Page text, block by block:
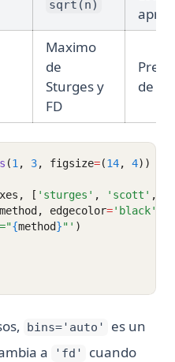
sqrt(n)
Maximo
de
Sturges y
FD
de
(1 , 3, figsize=(14, 4))
[ 'sturges' , 'scott' ,
method, edgecolor='black'
{method}"' )
bins='auto'
es un
a
'fd'
cuando